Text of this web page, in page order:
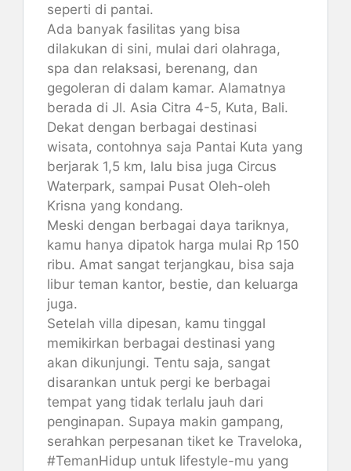
seperti di pantai.
Ada banyak fasilitas yang bisa
dilakukan di sini, mulai dari olahraga,
spa dan relaksasi, berenang, dan
gegoleran di dalam kamar. Alamatnya
berada di Jl. Asia Citra 4-5, Kuta, Bali.
Dekat dengan berbagai destinasi
wisata, contohnya saja Pantai Kuta yang
berjarak 1,5 km, lalu bisa juga Circus
Waterpark, sampai Pusat Oleh-oleh
Krisna yang kondang.
Meski dengan berbagai daya tariknya,
kamu hanya dipatok harga mulai Rp 150
ribu. Amat sangat terjangkau, bisa saja
libur teman kantor, bestie, dan keluarga
juga.
Setelah villa dipesan, kamu tinggal
memikirkan berbagai destinasi yang
akan dikunjungi. Tentu saja, sangat
disarankan untuk pergi ke berbagai
tempat yang tidak terlalu jauh dari
penginapan. Supaya makin gampang,
serahkan perpesanan tiket ke Traveloka,
#TemanHidup untuk lifestyle-mu yang